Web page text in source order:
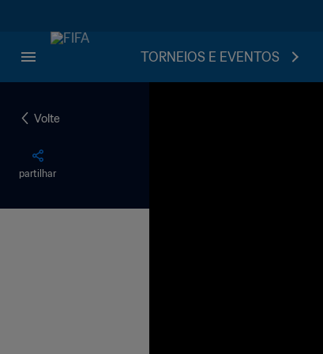
TORNEIOS E EVENTOS
Volte
partilhar